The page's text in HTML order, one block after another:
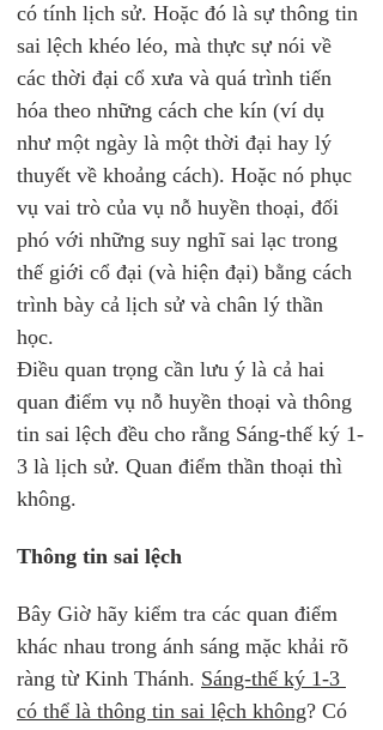
có tính lịch sử. Hoặc đó là sự thông tin
sai lệch khéo léo, mà thực sự nói về
các thời đại cổ xưa và quá trình tiến
hóa theo những cách che kín (ví dụ
như một ngày là một thời đại hay lý
thuyết về khoảng cách). Hoặc nó phục
vụ vai trò của vụ nỗ huyền thoại, đối
phó với những suy nghĩ sai lạc trong
thế giới cổ đại (và hiện đại) bằng cách
trình bày cả lịch sử và chân lý thần
học.
Điều quan trọng cần lưu ý là cả hai
quan điểm vụ nỗ huyền thoại và thông
tin sai lệch đều cho rằng Sáng-thế ký 1-
3 là lịch sử. Quan điểm thần thoại thì
không.
Thông tin sai lệch
Bây Giờ hãy kiểm tra các quan điểm
khác nhau trong ánh sáng mặc khải rõ
ràng từ Kinh Thánh. Sáng-thế ký 1-3
có thể là thông tin sai lệch không? Có